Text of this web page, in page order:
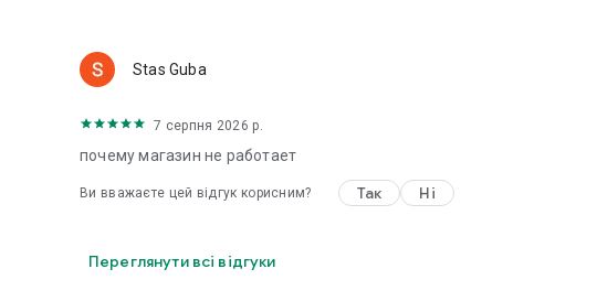
Stas Guba
7 серпня 2026 р.
почему магазин не работает
Ви вважаєте цей відгук корисним? Так Ні
Переглянути всі відгуки